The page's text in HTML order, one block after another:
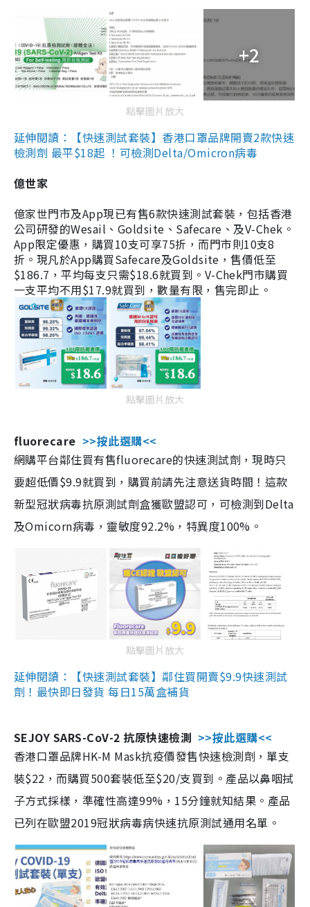
+2
點擊圖片放大
延伸閱讀：【快速測試套裝】香港口罩品牌開賣2款快速
檢測劑 最平$18起 ！可檢測Delta/Omicron病毒
億世家
億家世門市及App現已有售6款快速測試套裝，包括香港
公司研發的Wesail、Goldsite、Safecare、及V-Chek。
App限定優惠，購買10支可享75折，而門市則10支8
折。現凡於App購買Safecare及Goldsite，售價低至
$186.7，平均每支只需$18.6就買到。V-Chek門市購買
一支平均不用$17.9就買到，數量有限，售完即止。
點擊圖片放大
fluorecare >>按此選購<<
網購平台鄰住買有售fluorecare的快速測試劑，現時只
要超低價$9.9就買到，購買前請先注意送貨時間！這款
新型冠狀病毒抗原測試劑盒獲歐盟認可，可檢測到Delta
及Omicorn病毒，靈敏度92.2%，特異度100%。
點擊圖片放大
延伸閱讀：【快速測試套裝】鄰住買開賣$9.9快速測試
劑！最快即日發貨 每日15萬盒補貨
SEJOY SARS-CoV-2 抗原快速檢測 >>按此選購<<
香港口罩品牌HK-M Mask抗疫價發售快速檢測劑，單支
裝$22，而購買500套裝低至$20/支買到。產品以鼻咽拭
子方式採樣，準確性高達99%，15分鐘就知結果。產品
已列在歐盟2019冠狀病毒病快速抗原測試通用名單。